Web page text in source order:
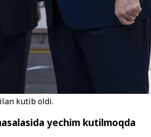
kutib oldi.
yechim kutilmoqda